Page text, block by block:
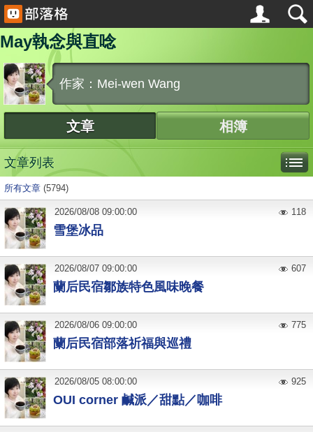
May執念與直唸
作家：Mei-wen Wang
文章 相簿
文章列表
所有文章 (5794)
雪堡冰品
2026/08/08 09:00:00 118
蘭后民宿鄒族特色風味晚餐
2026/08/07 09:00:00 607
蘭后民宿部落祈福與巡禮
2026/08/06 09:00:00 775
OUI corner 鹹派／甜點／咖啡
2026/08/05 08:00:00 925